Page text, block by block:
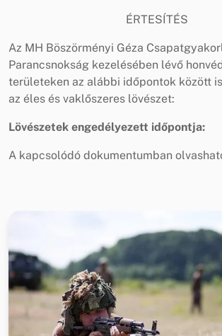
ÉRTESÍTÉS
Az MH Böszörményi Géza
Parancsnokság kezelésében lévő
területeken az alábbi időpontok között
az éles és vaklőszeres lövészet:
Lövészetek engedélyezett időpontja:
A kapcsolódó dokumentumban